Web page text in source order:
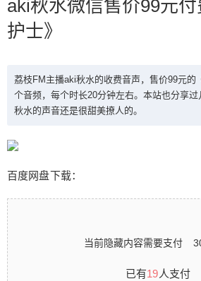
aki秋水微信售价99元
护士》
荔枝FM主播aki秋水的收费音声，售价99元的
个音频，每个时长20分钟左右。本站也分享过
秋水的声音还是很甜美撩人的。
百度网盘下载：
当前隐藏内容需要支付
已有19人支付
护士》
娇护士》系列，包含5个音频，每
声音还是很甜美撩人的。
扫描二维码继续阅读